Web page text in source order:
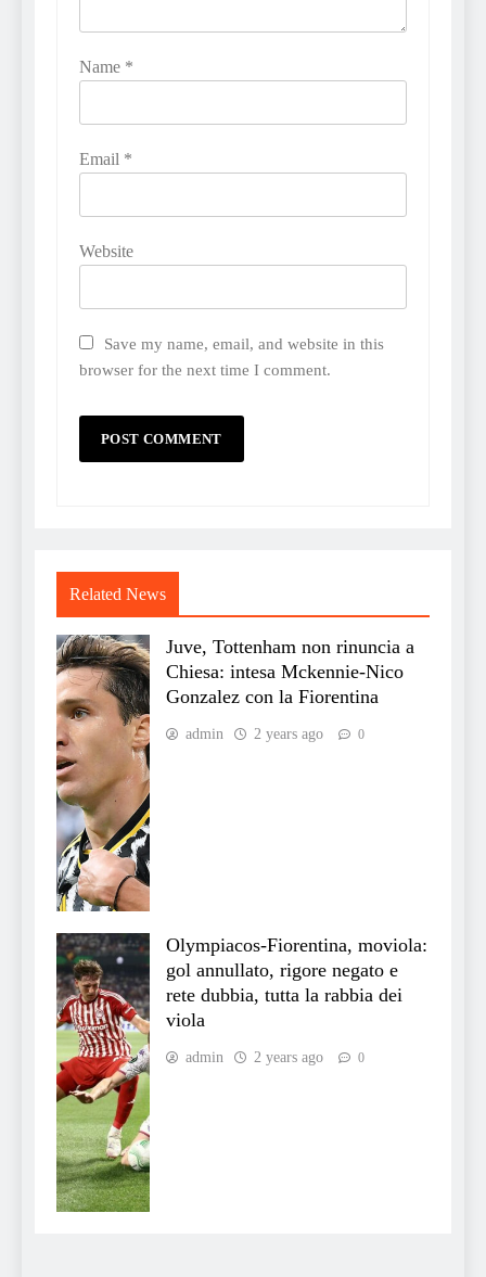
Name *
Email *
Website
Save my name, email, and website in this
browser for the next time I comment.
Related News
Juve, Tottenham non rinuncia a
Chiesa: intesa Mckennie-Nico
Gonzalez con la Fiorentina
admin 2 years ago 0
Olympiacos-Fiorentina, moviola:
gol annullato, rigore negato e
rete dubbia, tutta la rabbia dei
viola
admin 2 years ago 0